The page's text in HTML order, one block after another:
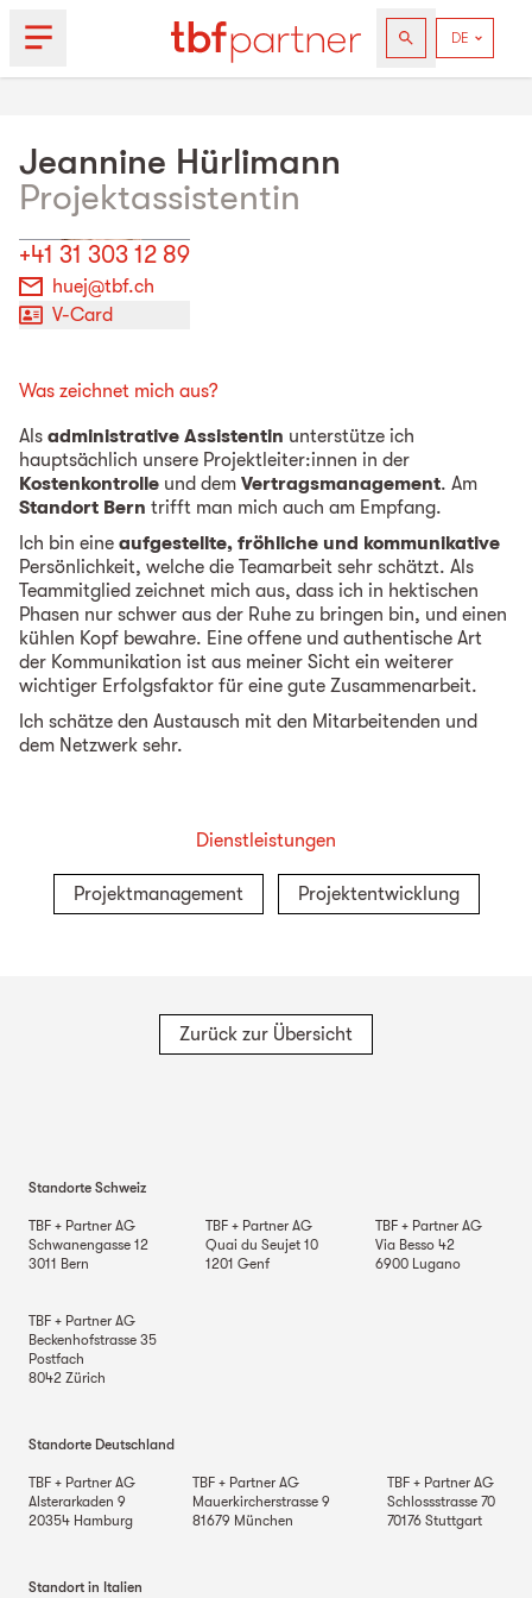
Jeannine Hürlimann
Projektassistentin
+41 31 303 12 89
huej@tbf.ch
V-Card
Was zeichnet mich aus?
Als administrative Assistentin unterstütze ich
hauptsächlich unsere Projektleiter:innen in der
Kostenkontrolle und dem Vertragsmanagement. Am
Standort Bern trifft man mich auch am Empfang.
Ich bin eine aufgestellte, fröhliche und kommunikative
Persönlichkeit, welche die Teamarbeit sehr schätzt. Als
Teammitglied zeichnet mich aus, dass ich in hektischen
Phasen nur schwer aus der Ruhe zu bringen bin, und einen
kühlen Kopf bewahre. Eine offene und authentische Art
der Kommunikation ist aus meiner Sicht ein weiterer
wichtiger Erfolgsfaktor für eine gute Zusammenarbeit.
Ich schätze den Austausch mit den Mitarbeitenden und
dem Netzwerk sehr.
Dienstleistungen
Projektmanagement Projektentwicklung
Zurück zur Übersicht
Standorte Schweiz
TBF + Partner AG
Schwanengasse 12
3011 Bern
TBF + Partner AG
Quai du Seujet 10
1201 Genf
TBF + Partner AG
Via Besso 42
6900 Lugano
TBF + Partner AG
Beckenhofstrasse 35
Postfach
8042 Zürich
Standorte Deutschland
TBF + Partner AG
Alsterarkaden 9
20354 Hamburg
TBF + Partner AG
Mauerkircherstrasse 9
81679 München
TBF + Partner AG
Schlossstrasse 70
70176 Stuttgart
Standort in Italien